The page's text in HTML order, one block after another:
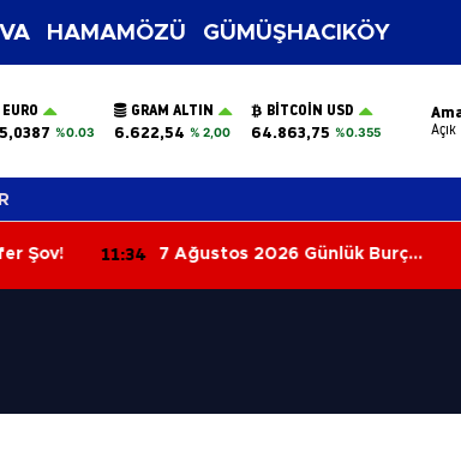
HAMAMÖZÜ GÜMÜŞHACIKÖY
EURO
%0.03
GRAM ALTIN
6.622,54 % 2,00
BITCOIN USD
64.863,75 %0.355 Açık
Şov! 11:34
7 Ağustos 2026 Günlük Burç